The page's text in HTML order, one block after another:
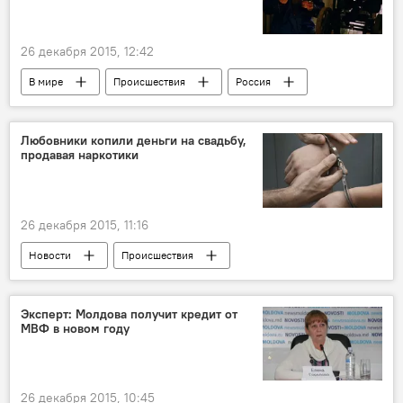
26 декабря 2015, 12:42
В мире Происшествия
Россия
оружие
Любовники копили деньги на свадьбу,
продавая наркотики
26 декабря 2015, 11:16
Новости
Происшествия
В Молдове
Республика Молдова
наркотики
Эксперт: Молдова получит кредит от
МВФ в новом году
26 декабря 2015, 10:45